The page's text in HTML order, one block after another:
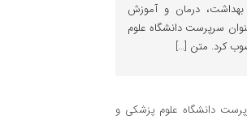
بهداشت، درمان و آموزش
سرپرست دانشگاه علوم
کرد. متن […]
دانشگاه علوم پزشکی و